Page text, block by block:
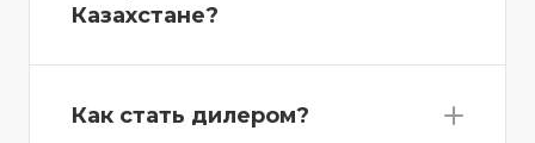
Казахстане?
Как стать дилером?